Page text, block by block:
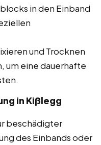
in den Einband
und Trocknen
um eine dauerhafte
in Kißlegg
beschädigter
des Einbands oder